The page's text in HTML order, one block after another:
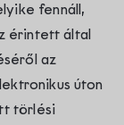
fennáll,
érintett által
az
úton
törlési